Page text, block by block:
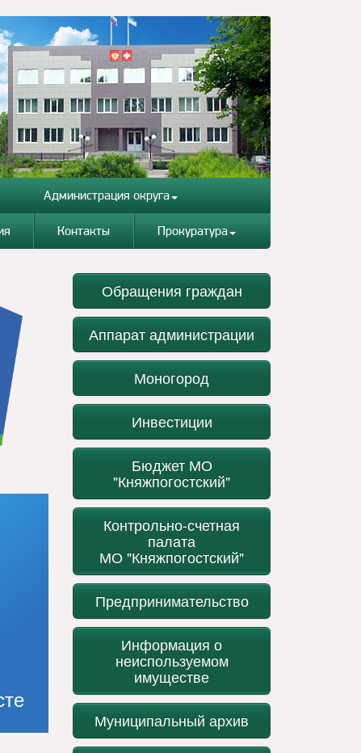
Администрация округа
Контакты Прокуратура
Обращения граждан
Аппарат администрации
Моногород
Инвестиции
Бюджет МО
"Княжпогостский"
Контрольно-счетная
палата
МО "Княжпогостский"
Предпринимательство
Информация о
неиспользуемом
имуществе
Муниципальный архив